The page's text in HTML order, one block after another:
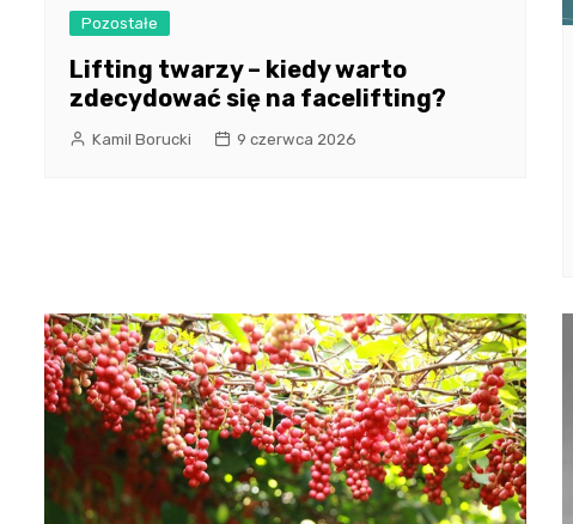
Pozostałe
Lifting twarzy – kiedy warto
zdecydować się na facelifting?
Kamil Borucki 9 czerwca 2026